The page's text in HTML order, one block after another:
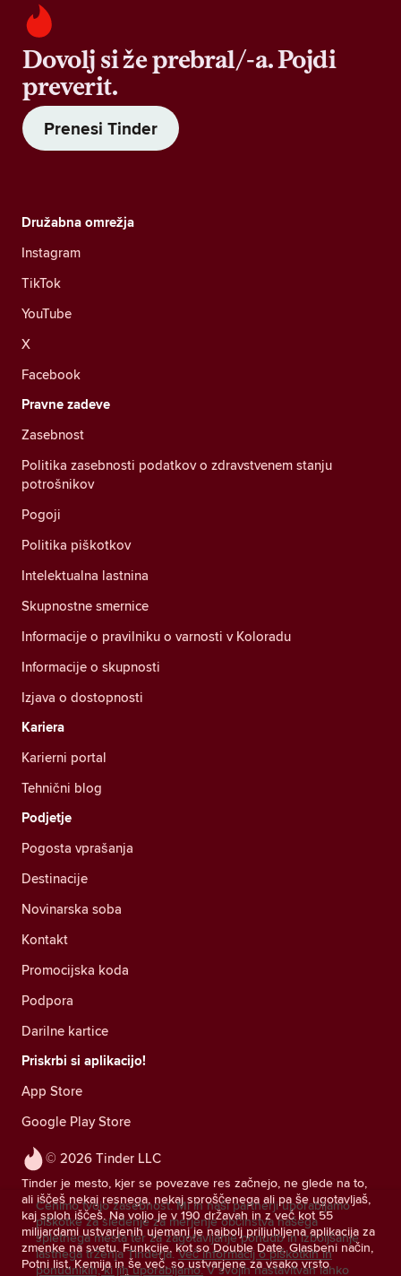
Dovolj si že prebral/-a. Pojdi
preverit.
Prenesi Tinder
© 2026 Tinder LLC
Tinder je mesto, kjer se povezave res začnejo, ne glede na to,
ali iščeš nekaj resnega, nekaj sproščenega ali pa še ugotavljaš,
kaj sploh iščeš. Na voljo je v 190 državah in z več kot 55
milijardami ustvarjenih ujemanj je najbolj priljubljena aplikacija za
zmenke na svetu. Funkcije, kot so Double Date, Glasbeni način,
Potni list, Kemija in še več, so ustvarjene za vsako vrsto
Družabna omrežja
Instagram
TikTok
YouTube
X
Facebook
Pravne zadeve
Zasebnost
Politika zasebnosti podatkov o zdravstvenem stanju
potrošnikov
Pogoji
Politika piškotkov
Intelektualna lastnina
Skupnostne smernice
Informacije o pravilniku o varnosti v Koloradu
Informacije o skupnosti
Izjava o dostopnosti
Kariera
Karierni portal
Tehnični blog
Podjetje
Pogosta vprašanja
Destinacije
Novinarska soba
Kontakt
Promocijska koda
Podpora
Darilne kartice
Priskrbi si aplikacijo!
App Store
Google Play Store
Cenimo tvojo zasebnost. Mi in naši partnerji uporabljamo
piškotke za sledenje za merjenje občinstva našega
spletnega mesta ter za zagotavljanje ponudb in izboljšanje
lastnega trženja Tinderja. Več informacij o piškotkih in
ponudnikih, ki jih uporabljamo. V svojih nastavitvah lahko